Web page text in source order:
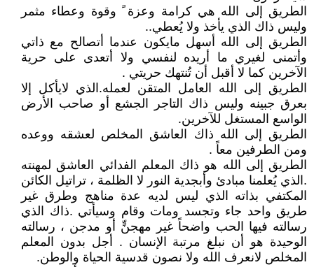
الطريق إلى الله هي كرامة وعزة ً وقوة وعطاء مثمر
وليس ذاك الذي يأخذ ولا يُعطي..
الطريق إلى الله أسهل مايكون عندما أتصالح مع ذاتي
وأتمنى لغيري ما أريده لنفسي ولا أتعدى على حرية
الآخرين كما لا أقبل أن تُنتهك حريتي .
الطريق إلى الله العامل المتقن لعمله.الذي لايأكل إلا
بعرق جبينه وليس ذاك التاجر الجشع أو صاحب الأرض
الواسع المستغل للآخرين.
الطريق إلى الله ذاك العاشق المخلص لعشقه ووعده
ومن الطرفين معاً .
الطريق إلى الله هو ذاك المعلم الفدائي العاشق لمهنته
.الذي يُعلمنا مبادئ وأبجدية النور لا الظلمة ، تراتيل الكائن
المكتفي بذاته الذي ليس لديه عدة مناهج وطرق غير
طريق واحد جاء وتجسد ومات وقام وسيأتي .ذاك الذي
رسالته فيها الحب واضحاً غير مهجنٍّ أو مدجن ، رسالته
الوحيدة هو أن نبلغ مرتبة الإنسان . أجل بدون المعلم
المخلص لانعرف الله ولا نصون قدسية الحياة والوطن.